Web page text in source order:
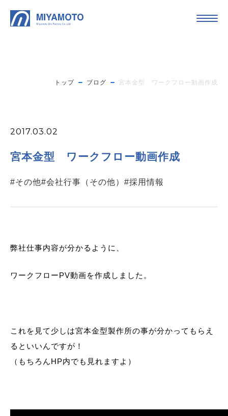
トップ ブログ 宮本金型 ワークフロー動画作成
2017.03.02
宮本金型 ワークフロー動画作成
#その他#会社行事（その他） #採用情報
弊社仕事内容が分かるように、
ワークフローPV動画を作成しました。
これを見て少しは宮本金型製作所の事が分かってもらえ
るといいんですが！
（もちろんHP内でも見れますよ）